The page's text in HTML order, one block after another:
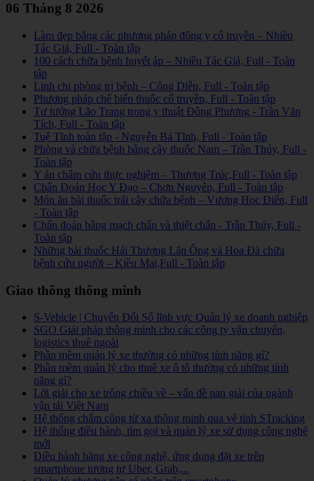
06 Tháng 8 2026
Làm đẹp bằng các phương pháp đông y cổ truyền – Nhiều
Tác Giả, Full - Toàn tập
100 cách chữa bệnh huyết áp – Nhiều Tác Giả, Full - Toàn
tập
Linh chi phòng trị bệnh – Công Diễn, Full - Toàn tập
Phương pháp chế biến thuốc cổ truyền, Full - Toàn tập
Tư tưởng Lão Trang trong y thuật Đông Phương - Trần Văn
Tích, Full - Toàn tập
Tuệ Tĩnh toàn tập - Nguyễn Bá Tĩnh, Full - Toàn tập
Phòng và chữa bệnh bằng cây thuốc Nam – Trần Thúy, Full -
Toàn tập
Y án châm cứu thực nghiệm – Thượng Trúc,Full - Toàn tập
Chẩn Đoán Học Y Đạo – Chơn Nguyên, Full - Toàn tập
Món ăn bài thuốc trái cây chữa bệnh – Vương Học Điển, Full
- Toàn tập
Chẩn đoán bằng mạch chẩn và thiệt chẩn - Trần Thúy, Full -
Toàn tập
Những bài thuốc Hải Thượng Lãn Ông và Hoa Đà chữa
bệnh cứu người – Kiều Mai,Full - Toàn tập
Giao thông thông minh
S-Vehicle | Chuyển Đổi Số lĩnh vực Quản lý xe doanh nghiệp
SGO Giải pháp thông minh cho các công ty vận chuyển,
logistics thuê ngoài
Phần mềm quản lý xe thường có những tính năng gì?
Phần mềm quản lý cho thuê xe ô tô thường có những tính
năng gì?
Lời giải cho xe trống chiều về – vấn đề nan giải của ngành
vận tải Việt Nam
Hệ thống chấm công từ xa thông minh qua vệ tinh STracking
Hệ thống điều hành, tìm gọi và quản lý xe sử dụng công nghệ
mới
Điều hành hãng xe công nghệ, ứng dụng đặt xe trên
smartphone tương tự Uber, Grab,...